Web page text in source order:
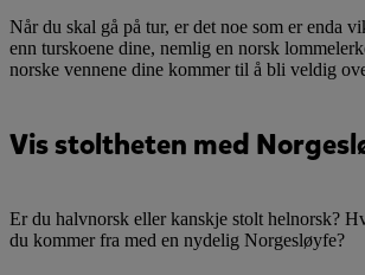
Når du skal gå på tur, er det noe som er enda
enn turskoene dine, nemlig en norsk
norske vennene dine kommer til å bli veldig
Vis stoltheten med
Er du halvnorsk eller kanskje stolt helnorsk?
du kommer fra med en nydelig Norgesløyfe?